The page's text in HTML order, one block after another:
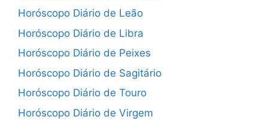
Horóscopo Diário de Leão
Horóscopo Diário de Libra
Horóscopo Diário de Peixes
Horóscopo Diário de Sagitário
Horóscopo Diário de Touro
Horóscopo Diário de Virgem